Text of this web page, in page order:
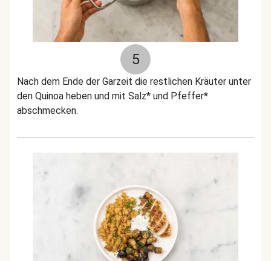
5
Nach dem Ende der Garzeit die restlichen Kräuter unter
den Quinoa heben und mit Salz* und Pfeffer*
abschmecken.